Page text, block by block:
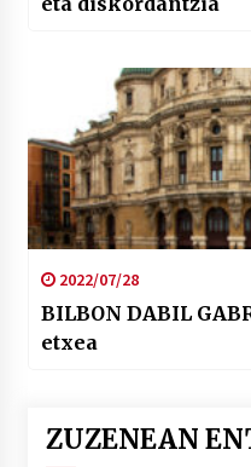
2022/07/28
BILBON DABIL
etxea
ZUZENEAN